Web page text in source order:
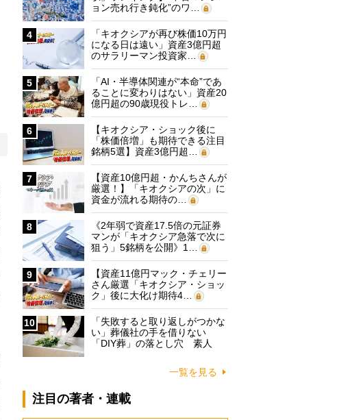
ョン売れ行き鈍化”のワ…
4
「キオクシアが再び株価10万円
になる日は遠い」資産3億円超
のサラリーマン投資家…
5
「AI・半導体関連が“本命”であ
ることに変わりはない」資産20
億円超の90歳現役トレ…
6
【キオクシア・ショック後に
「株価倍増」も期待できる注目
銘柄5選】資産3億円超…
7
【資産10億円超・かんちさんが
厳選！】「キオクシアの次」に
資金が流れる期待の…
8
《2年弱で資産17.5倍の元証券
マンが「キオクシア急落で次に
狙う」5銘柄を公開》1…
9
【資産11億円マック・チェリー
さん厳選「キオクシア・ショッ
ク」後に大化け期待4…
10
「失敗すると取り返しがつかな
い」葬儀社の手を借りない
「DIY葬」の落とし穴 素人
一覧を見る
注目の著者・連載